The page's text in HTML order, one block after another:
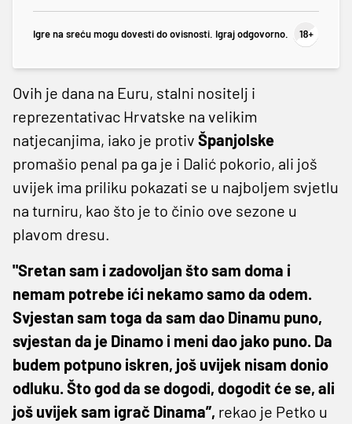
Igre na sreću mogu dovesti do ovisnosti. Igraj odgovorno.
Ovih je dana na Euru, stalni nositelj i
reprezentativac Hrvatske na velikim
natjecanjima, iako je protiv Španjolske
promašio penal pa ga je i Dalić pokorio, ali još
uvijek ima priliku pokazati se u najboljem svjetlu
na turniru, kao što je to činio ove sezone u
plavom dresu.
"Sretan sam i zadovoljan što sam doma i
nemam potrebe ići nekamo samo da odem.
Svjestan sam toga da sam dao Dinamu puno,
svjestan da je Dinamo i meni dao jako puno. Da
budem potpuno iskren, još uvijek nisam donio
odluku. Što god da se dogodi, dogodit će se, ali
još uvijek sam igrač Dinama”, rekao je Petko u